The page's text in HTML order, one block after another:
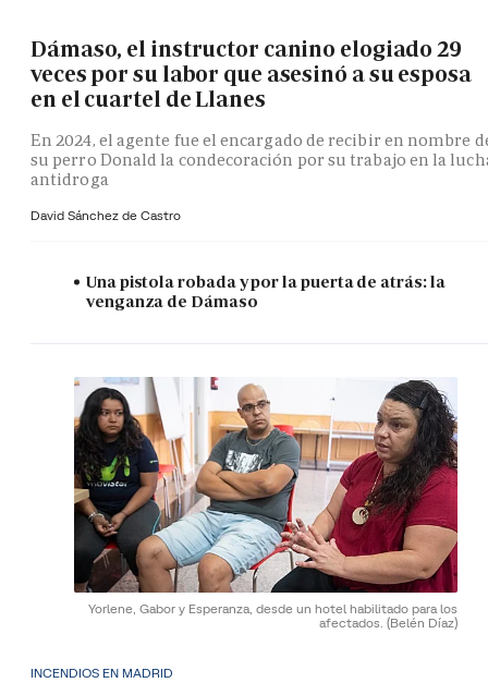
Dámaso, el instructor canino elogiado 29
veces por su labor que asesinó a su esposa
en el cuartel de Llanes
En 2024, el agente fue el encargado de recibir en nombre
su perro Donald la condecoración por su trabajo en la
antidroga
David Sánchez de Castro
Una pistola robada y por la puerta de atrás: la
venganza de Dámaso
Yorlene, Gabor y Esperanza, desde un hotel habilitado para los
afectados. (Belén Díaz)
INCENDIOS EN MADRID